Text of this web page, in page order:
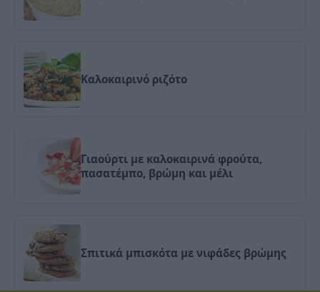
Καλοκαιρινό ριζότο
Γιαούρτι με καλοκαιρινά φρούτα,
πασατέμπο, βρώμη και μέλι
Σπιτικά μπισκότα με νιφάδες βρώμης